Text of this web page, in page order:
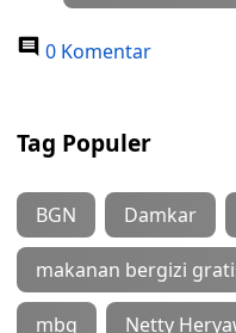
0 Komentar
Tag Populer
BGN Damkar
makanan bergizi
mbg Netty